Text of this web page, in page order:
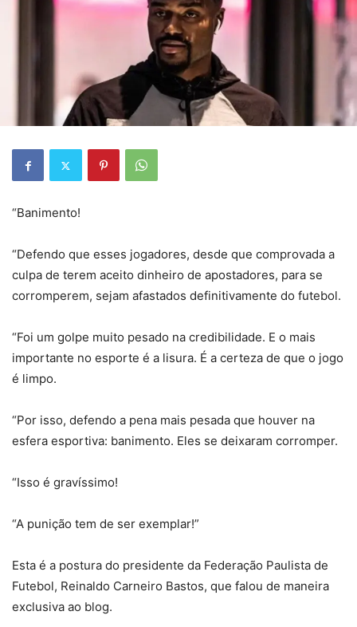
“Banimento!
“Defendo que esses jogadores, desde que comprovada a
culpa de terem aceito dinheiro de apostadores, para se
corromperem, sejam afastados definitivamente do futebol.
“Foi um golpe muito pesado na credibilidade. E o mais
importante no esporte é a lisura. É a certeza de que o jogo
é limpo.
“Por isso, defendo a pena mais pesada que houver na
esfera esportiva: banimento. Eles se deixaram corromper.
“Isso é gravíssimo!
“A punição tem de ser exemplar!”
Esta é a postura do presidente da Federação Paulista de
Futebol, Reinaldo Carneiro Bastos, que falou de maneira
exclusiva ao blog.